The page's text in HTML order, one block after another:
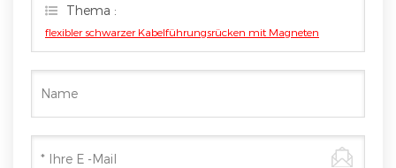
antwortenThema :
flexibler schwarzer Kabelführungsrücken mit Magneten